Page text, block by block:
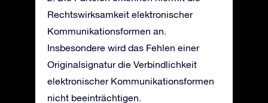
Rechtswirksamkeit elektronischer
Kommunikationsformen an.
Insbesondere wird das Fehlen einer
Originalsignatur die Verbindlichkeit
elektronischer Kommunikationsformen
nicht beeinträchtigen.